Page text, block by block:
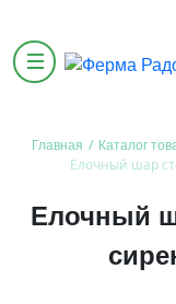
Главная / Каталог
Елочный шар
Елочный